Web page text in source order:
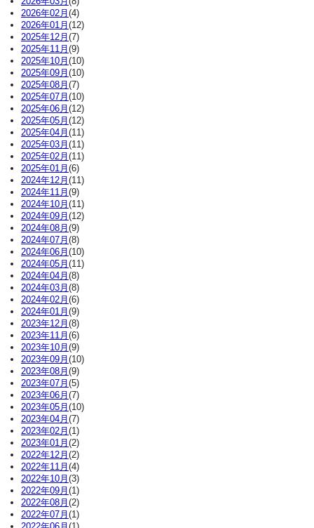
2026年02月(4)
2026年01月(12)
2025年12月(7)
2025年11月(9)
2025年10月(10)
2025年09月(10)
2025年08月(7)
2025年07月(10)
2025年06月(12)
2025年05月(12)
2025年04月(11)
2025年03月(11)
2025年02月(11)
2025年01月(6)
2024年12月(11)
2024年11月(9)
2024年10月(11)
2024年09月(12)
2024年08月(9)
2024年07月(8)
2024年06月(10)
2024年05月(11)
2024年04月(8)
2024年03月(8)
2024年02月(6)
2024年01月(9)
2023年12月(8)
2023年11月(6)
2023年10月(9)
2023年09月(10)
2023年08月(9)
2023年07月(5)
2023年06月(7)
2023年05月(10)
2023年04月(7)
2023年02月(1)
2023年01月(2)
2022年12月(2)
2022年11月(4)
2022年10月(3)
2022年09月(1)
2022年08月(2)
2022年07月(1)